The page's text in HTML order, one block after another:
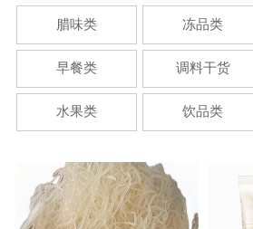
腊味类 冻品类
早餐类 调料干货
水果类 饮品类